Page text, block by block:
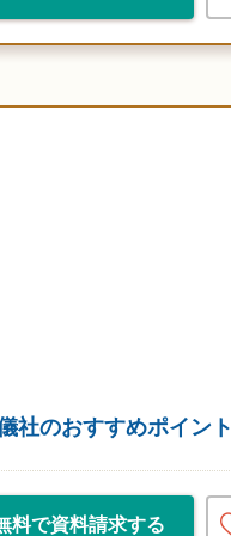
社のおすすめポイント
料で資料請求する